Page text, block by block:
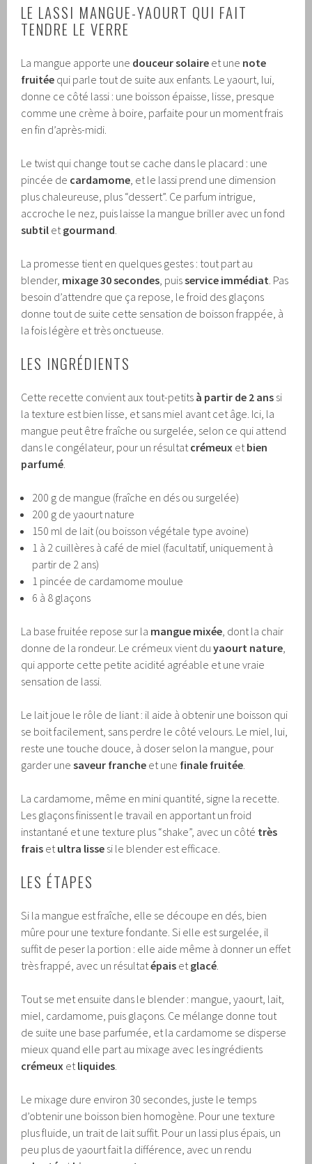
LE LASSI MANGUE-YAOURT QUI FAIT
TENDRE LE VERRE
La mangue apporte une douceur solaire et une note
fruitée qui parle tout de suite aux enfants. Le yaourt, lui,
donne ce côté lassi : une boisson épaisse, lisse, presque
comme une crème à boire, parfaite pour un moment frais
en fin d’après-midi.
Le twist qui change tout se cache dans le placard : une
pincée de cardamome , et le lassi prend une dimension
plus chaleureuse, plus “dessert”. Ce parfum intrigue,
accroche le nez, puis laisse la mangue briller avec un fond
subtil et gourmand
La promesse tient en quelques gestes : tout part au
blender, mixage 30 secondes , puisservice immédiat . Pas
besoin d’attendre que ça repose, le froid des glaçons
donne tout de suite cette sensation de boisson frappée, à
la fois légère et très onctueuse.
LES INGRÉDIENTS
Cette recette convient aux tout-petits à partir de 2 ans si
la texture est bien lisse, et sans miel avant cet âge. Ici, la
mangue peut être fraîche ou surgelée, selon ce qui attend
dans le congélateur, pour un résultat crémeux et bien
parfumé
200 g de mangue (fraîche en dés ou surgelée)
200 g de yaourt nature
150 ml de lait (ou boisson végétale type avoine)
1 à 2 cuillères à café de miel (facultatif, uniquement à
partir de 2 ans)
1 pincée de cardamome moulue
6 à 8 glaçons
La base fruitée repose sur la mangue mixée , dont la chair
donne de la rondeur. Le crémeux vient duyaourt nature
qui apporte cette petite acidité agréable et une vraie
sensation de lassi.
Le lait joue le rôle de liant : il aide à obtenir une boisson qui
se boit facilement, sans perdre le côté velours. Le miel, lui,
reste une touche douce, à doser selon la mangue, pour
garder unesaveur franche et une finale fruitée
La cardamome, même en mini quantité, signe la recette.
Les glaçons finissent le travail en apportant un froid
instantané et une texture plus “shake”, avec un côté très
frais et ultra lisse si le blender est efficace.
LES ÉTAPES
Si la mangue est fraîche, elle se découpe en dés, bien
mûre pour une texture fondante. Si elle est surgelée, il
suffit de peser la portion : elle aide même à donner un effet
très frappé, avec un résultatépais et glacé
Tout se met ensuite dans le blender : mangue, yaourt, lait,
miel, cardamome, puis glaçons. Ce mélange donne tout
de suite une base parfumée, et la cardamome se disperse
mieux quand elle part au mixage avec les ingrédients
crémeux et liquides
Le mixage dure environ 30 secondes, juste le temps
d’obtenir une boisson bien homogène. Pour une texture
plus fluide, un trait de lait suffit. Pour un lassi plus épais, un
peu plus de yaourt fait la différence, avec un rendu